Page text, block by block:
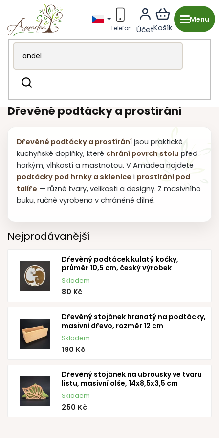
obsah
Hledat
Dřevěná výroba z Česka
Podtácky a prostírání
Dřevěné podtácky a prostírání
Dřevěné podtácky a prostírání jsou praktické
kuchyňské doplňky, které chrání povrch stolu před
horkým, vlhkostí a mastnotou. V Amadea najdete
podtácky pod hrnky a sklenice i prostírání pod
talíře — různé tvary, velikosti a designy. Z masivního
buku, ručně vyrobeno v chráněné dílně.
Nejprodávanější
Dřevěný podtácek kulatý kočky,
průměr 10,5 cm, český výrobek
Skladem
80 Kč
Dřevěný stojánek hranatý na podtácky,
masivní dřevo, rozměr 12 cm
Skladem
190 Kč
Dřevěný stojánek na ubrousky ve tvaru
listu, masivní olše, 14x8,5x3,5 cm
Skladem
250 Kč